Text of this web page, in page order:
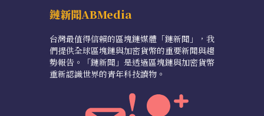
鏈新聞ABMedia
台灣最值得信賴的區塊鏈媒體「鏈新聞」，我
們提供全球區塊鏈與加密貨幣的重要新聞與趨
勢報告。「鏈新聞」是透過區塊鏈與加密貨幣
重新認識世界的青年科技讀物。